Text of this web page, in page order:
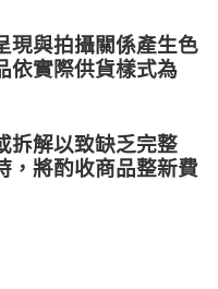
現與拍攝關係產生色
依實際供貨樣式為
拆解以致缺乏完整
，將酌收商品整﻿新費